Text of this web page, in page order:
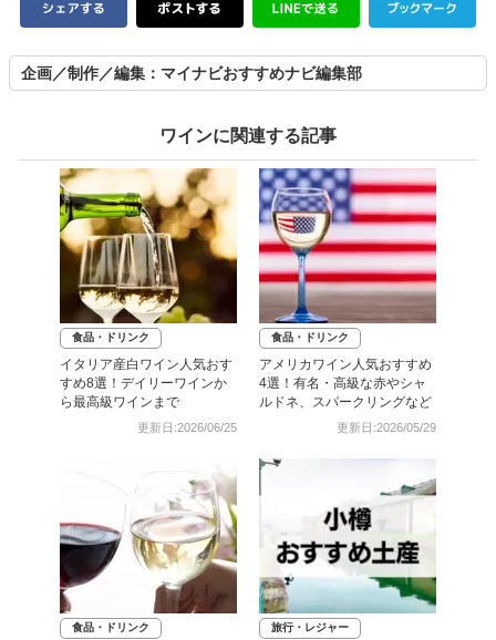
企画／制作／編集：マイナビおすすめナビ編集部
ワインに関連する記事
食品・ドリンク
イタリア産白ワイン人気おす
すめ8選！デイリーワインか
ら最高級ワインまで
更新日:2026/06/25
食品・ドリンク
アメリカワイン人気おすすめ
4選！有名・高級な赤やシャ
ルドネ、スパークリングなど
更新日:2026/05/29
食品・ドリンク 旅行・レジャー